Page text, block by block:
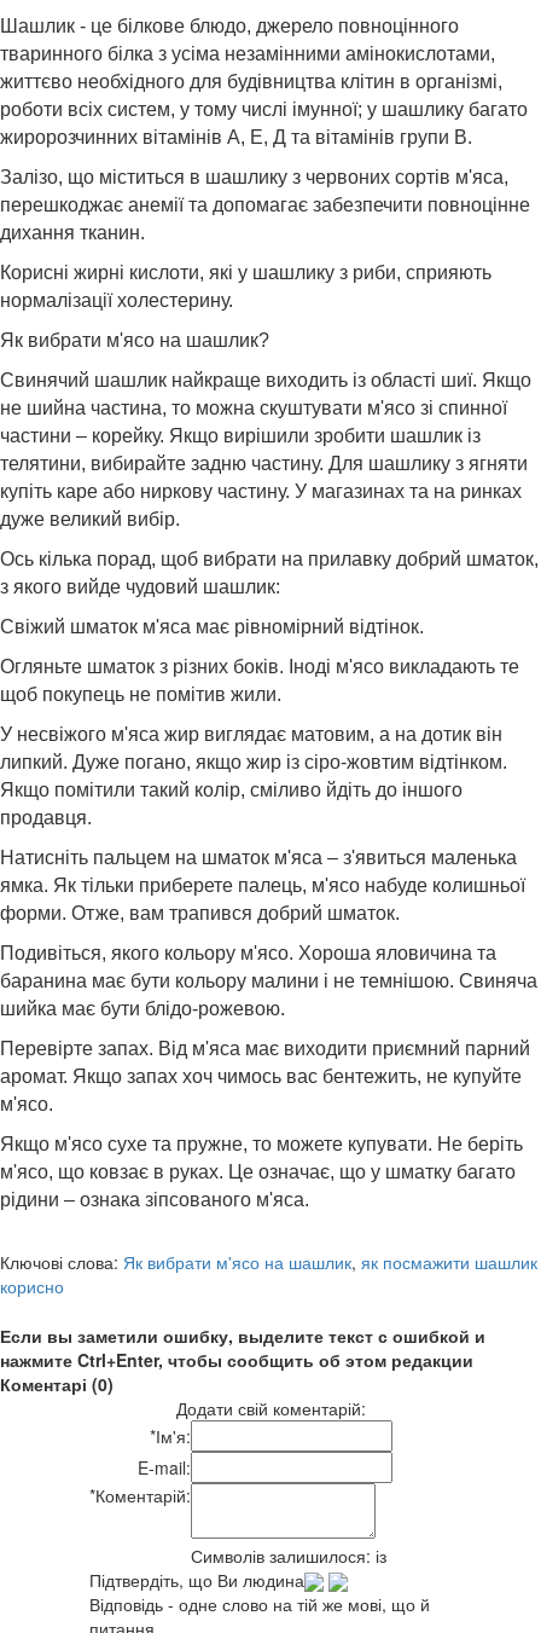
Шашлик - це білкове блюдо, джерело повноцінного
тваринного білка з усіма незамінними амінокислотами,
життєво необхідного для будівництва клітин в організмі,
роботи всіх систем, у тому числі імунної; у шашлику багато
жиророзчинних вітамінів А, Е, Д та вітамінів групи В.
Залізо, що міститься в шашлику з червоних сортів м'яса,
перешкоджає анемії та допомагає забезпечити повноцінне
дихання тканин.
Корисні жирні кислоти, які у шашлику з риби, сприяють
нормалізації холестерину.
Як вибрати м'ясо на шашлик?
Свинячий шашлик найкраще виходить із області шиї. Якщо
не шийна частина, то можна скуштувати м'ясо зі спинної
частини – корейку. Якщо вирішили зробити шашлик із
телятини, вибирайте задню частину. Для шашлику з ягняти
купіть каре або ниркову частину. У магазинах та на ринках
дуже великий вибір.
Ось кілька порад, щоб вибрати на прилавку добрий шматок,
з якого вийде чудовий шашлик:
Свіжий шматок м'яса має рівномірний відтінок.
Огляньте шматок з різних боків. Іноді м'ясо викладають те
щоб покупець не помітив жили.
У несвіжого м'яса жир виглядає матовим, а на дотик він
липкий. Дуже погано, якщо жир із сіро-жовтим відтінком.
Якщо помітили такий колір, сміливо йдіть до іншого
продавця.
Натисніть пальцем на шматок м'яса – з'явиться маленька
ямка. Як тільки приберете палець, м'ясо набуде колишньої
форми. Отже, вам трапився добрий шматок.
Подивіться, якого кольору м'ясо. Хороша яловичина та
баранина має бути кольору малини і не темнішою. Свиняча
шийка має бути блідо-рожевою.
Перевірте запах. Від м'яса має виходити приємний парний
аромат. Якщо запах хоч чимось вас бентежить, не купуйте
м'ясо.
Якщо м'ясо сухе та пружне, то можете купувати. Не беріть
м'ясо, що ковзає в руках. Це означає, що у шматку багато
рідини – ознака зіпсованого м'яса.
Ключові слова: Як вибрати м'ясо на шашлик, як посмажити шашлик
корисно
Если вы заметили ошибку, выделите текст с ошибкой и
нажмите Ctrl+Enter, чтобы сообщить об этом редакции
Коментарі (0)
Додати свій коментарій:
*Ім'я:
E-mail:
*Коментарій:
Символів залишилося: із
Підтвердіть, що Ви людина
Відповідь - одне слово на тій же мові, що й
питання.